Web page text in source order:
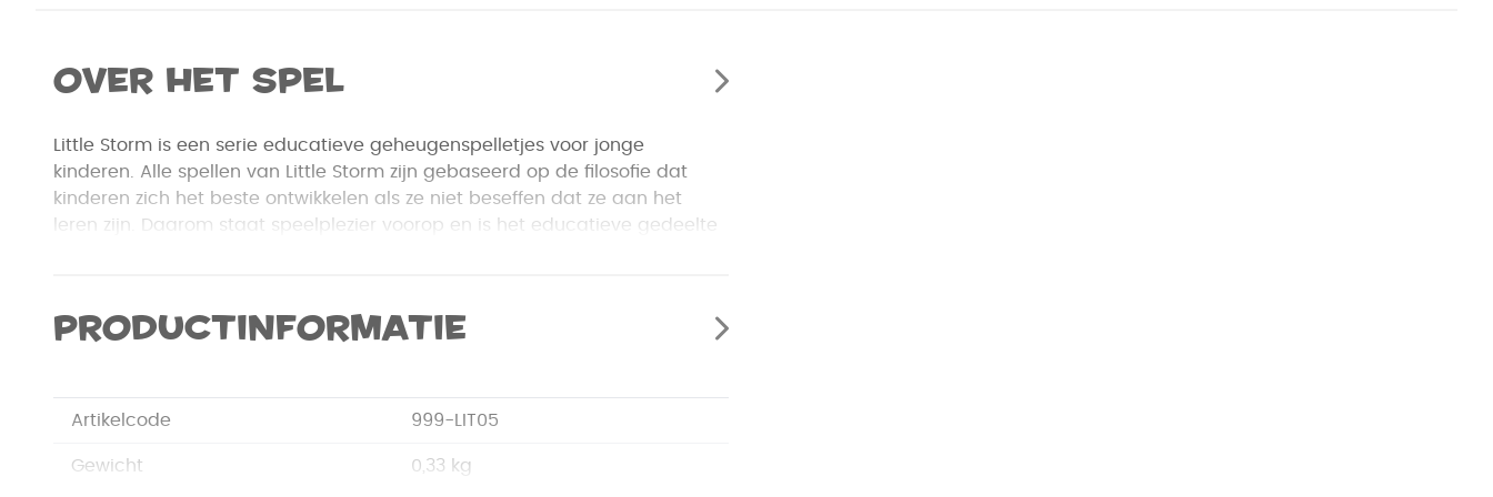
Over het spel
Little Storm is een serie educatieve geheugenspelletjes voor jonge
kinderen. Alle spellen van Little Storm zijn gebaseerd op de filosofie dat
kinderen zich het beste ontwikkelen als ze niet beseffen dat ze aan het
leren zijn. Daarom staat speelplezier voorop en is het educatieve gedeelte
met dat op je tableau overeenkomt. Heb jij als eerste je tableau vol?
aantrekken.
Productinformatie
Artikelcode 999-LIT05
Gewicht 0,33 kg